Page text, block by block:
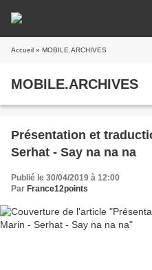
Accueil » MOBILE.ARCHIVES
MOBILE.ARCHIVES
Présentation et
Serhat - Say na na na
Publié le 30/04/2019 à 12:00
Par France12points